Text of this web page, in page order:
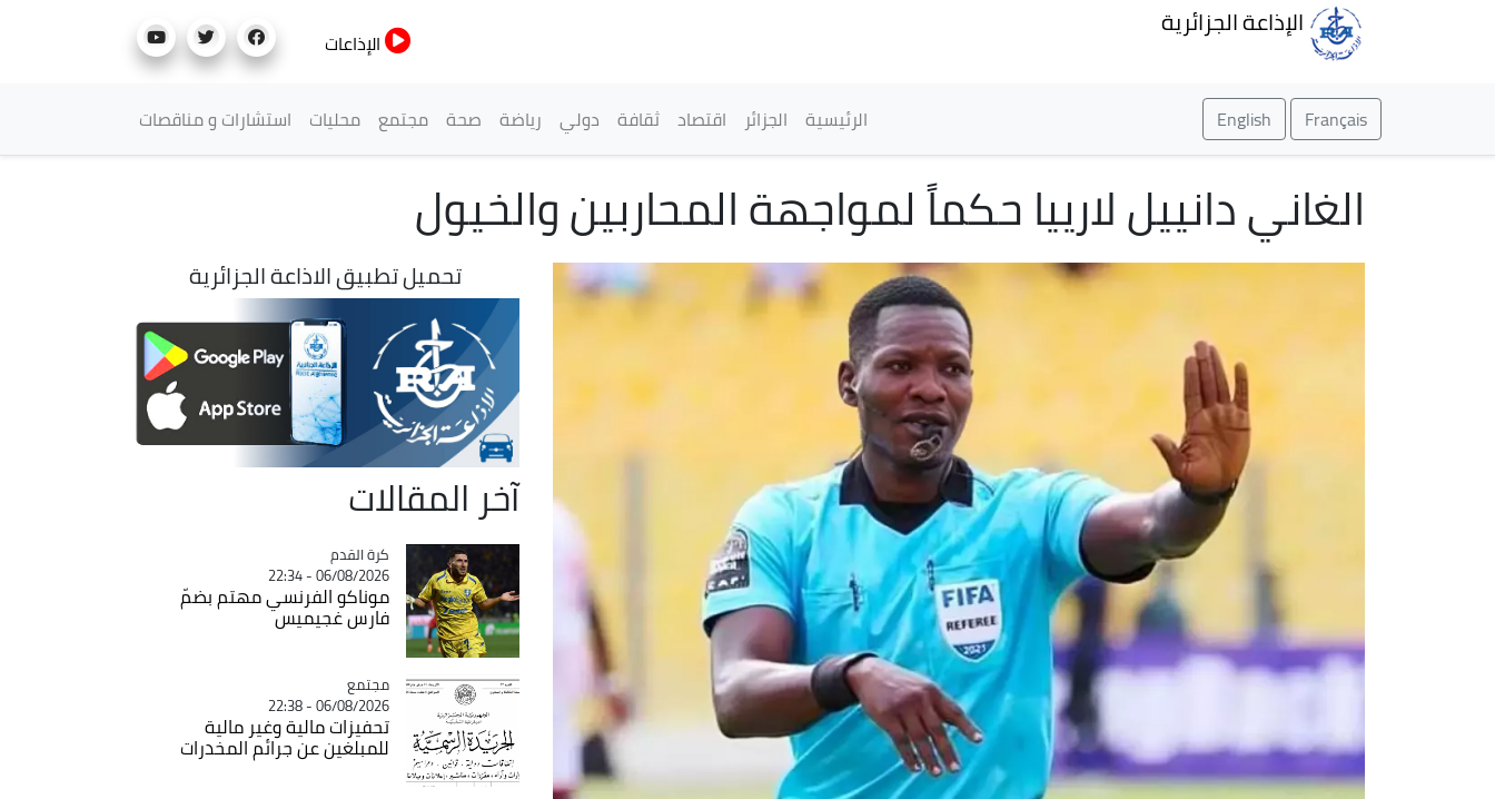
الإذاعة الجزائرية
الإذاعات
Français
English القائمة الرئيسية
الرئيسية الجزائر اقتصاد ثقافة دولي رياضة صحة مجتمع محليات استشارات و مناقصات
الغاني دانييل لارييا حكماً لمواجهة المحاربين والخيول
تحميل تطبيق الاذاعة الجزائرية
آخر المقالات
Catégorie
كرة القدم
06/08/2026 - 22:34
موناكو الفرنسي مهتم بضمّ
فارس غجيميس
Catégorie
مجتمع
06/08/2026 - 22:38
تحفيزات مالية وغير مالية
للمبلغين عن جرائم المخدرات